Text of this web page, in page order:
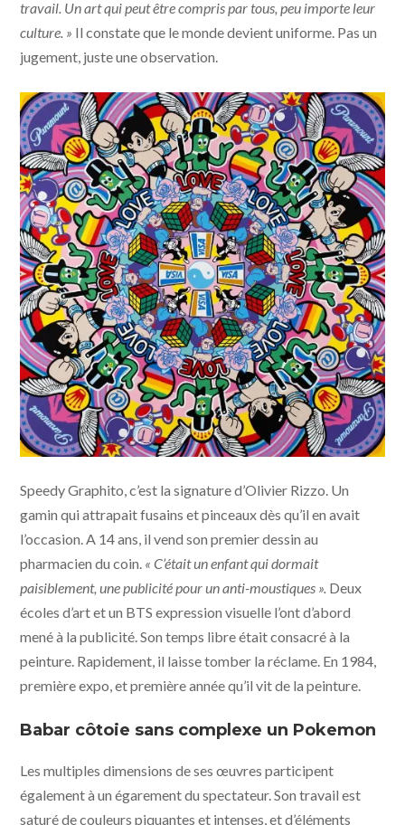
travail. Un art qui peut être compris par tous, peu importe leur
culture. » Il constate que le monde devient uniforme. Pas un
jugement, juste une observation.
Speedy Graphito, c’est la signature d’Olivier Rizzo. Un
gamin qui attrapait fusains et pinceaux dès qu’il en avait
l’occasion. A 14 ans, il vend son premier dessin au
pharmacien du coin. « C’était un enfant qui dormait
paisiblement, une publicité pour un anti-moustiques ». Deux
écoles d’art et un BTS expression visuelle l’ont d’abord
mené à la publicité. Son temps libre était consacré à la
peinture. Rapidement, il laisse tomber la réclame. En 1984,
première expo, et première année qu’il vit de la peinture.
Babar côtoie sans complexe un Pokemon
Les multiples dimensions de ses œuvres participent
également à un égarement du spectateur. Son travail est
saturé de couleurs piquantes et intenses, et d’éléments